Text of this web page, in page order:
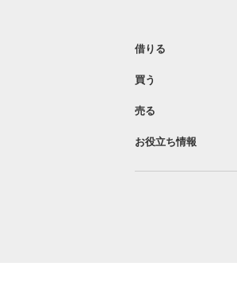
借りる
買う
売る
お役立ち情報